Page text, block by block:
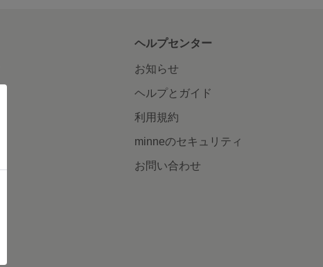
ヘルプセンター
お知らせ
ヘルプとガイド
利用規約
minneのセキュリティ
お問い合わせ